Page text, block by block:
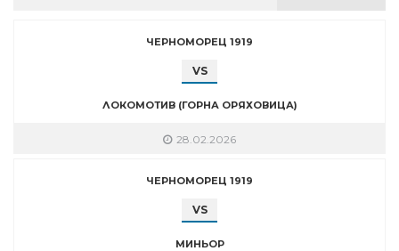
ЧЕРНОМОРЕЦ 1919
VS
ЛОКОМОТИВ (ГОРНА ОРЯХОВИЦА)
28.02.2026
ЧЕРНОМОРЕЦ 1919
VS
МИНЬОР